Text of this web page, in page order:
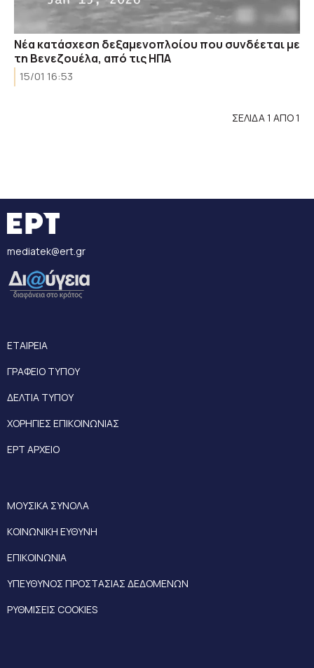
Νέα κατάσχεση δεξαμενοπλοίου που συνδέεται με
τη Βενεζουέλα, από τις ΗΠΑ
15/01 16:53
ΣΕΛΙΔΑ 1 ΑΠΟ 1
mediatek@ert.gr
ΕΤΑΙΡΕΙΑ
ΓΡΑΦΕΙΟ ΤΥΠΟΥ
ΔΕΛΤΙΑ ΤΥΠΟΥ
ΧΟΡΗΓΙΕΣ ΕΠΙΚΟΙΝΩΝΙΑΣ
ΕΡΤ ΑΡΧΕΙΟ
ΜΟΥΣΙΚΑ ΣΥΝΟΛΑ
ΚΟΙΝΩΝΙΚΗ ΕΥΘΥΝΗ
ΕΠΙΚΟΙΝΩΝΙΑ
ΥΠΕΥΘΥΝΟΣ ΠΡΟΣΤΑΣΙΑΣ ΔΕΔΟΜΕΝΩΝ
ΡΥΘΜΙΣΕΙΣ COOKIES